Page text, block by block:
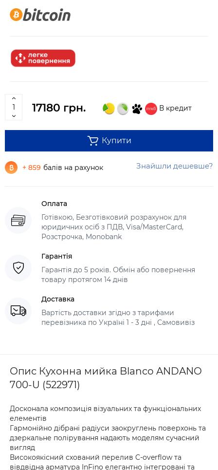
17180 грн. В кредит
Купити
+ 859 балів на рахунок Знайшли дешевше?
Оплата
Готівкою, Безготівковий розрахунок для
юридичних осіб з ПДВ, Visa/MasterCard,
Розстрочка, Monobank
Гарантія
Гарантія до 5 років. Обмін або повернення
товару протягом 14 днів
Доставка
Вартість доставки згідно з тарифами
перевізника по Україні 1 - 3 дні , Самовивіз
Опис Кухонна мийка Blanco ANDANO
700-U (522971)
Досконала композиція візуальних та функціональних
елементів
Гармонійно дібрані радіуси заокруглень поверхонь та
дзеркальне полірування надають моделям сучасний
вигляд
Високоякісний схований перелив C-overflow та
вівдвідна арматура InFino елегантно інтегровані та